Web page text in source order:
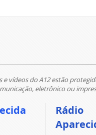
e vídeos do A12 estão
eletrônico ou
Rádio